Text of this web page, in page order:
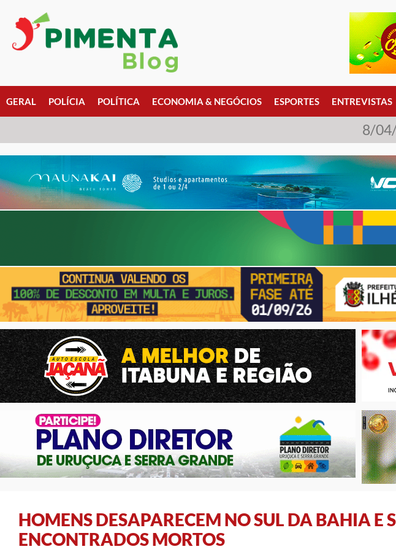
GERAL POLÍCIA POLÍTICA ECONOMIA & NEGÓCIOS ESPORTES ENTREVISTAS
8/
HOMENS DESAPARECEM NO SUL DA BAHIA E
ENCONTRADOS MORTOS